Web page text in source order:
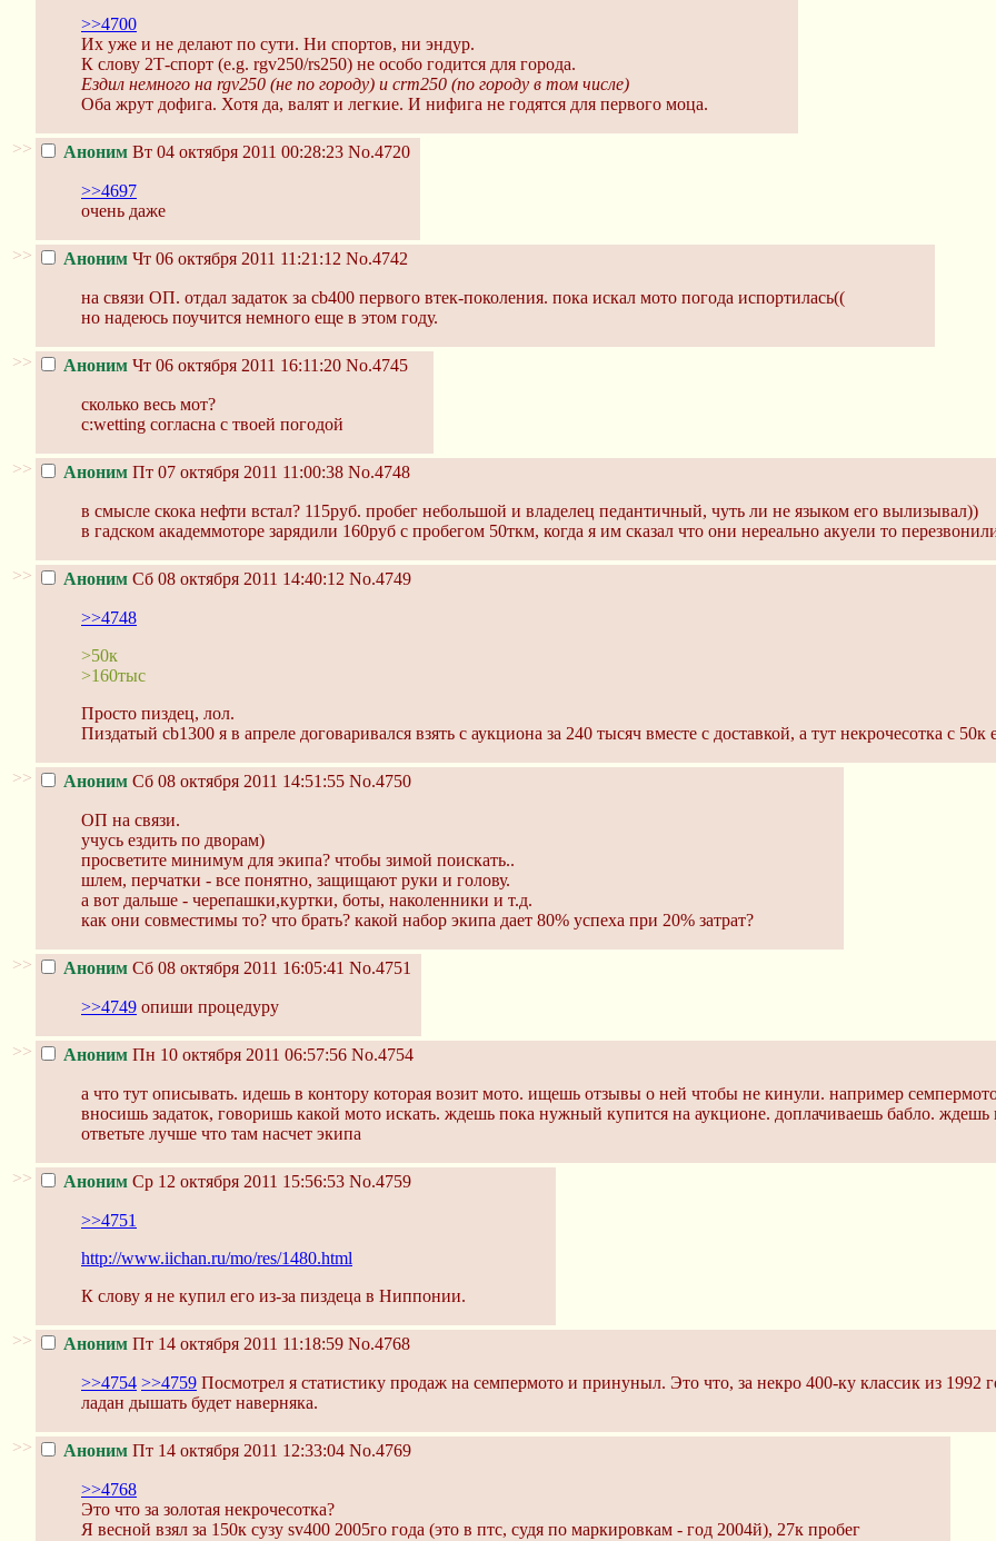
>>4700
Их уже и не делают по сути. Ни спортов, ни эндур.
К слову 2Т-спорт (e.g. rgv250/rs250) не особо годится для города.
Ездил немного на rgv250 (не по городу) и crm250 (по городу в том числе)
Оба жрут дофига. Хотя да, валят и легкие. И нифига не годятся для первого моца.
>> Аноним Вт 04 октября 2011 00:28:23 No.4720
>>4697
очень даже
>> Аноним Чт 06 октября 2011 11:21:12 No.4742
на связи ОП. отдал задаток за cb400 первого втек-поколения. пока искал мото погода испортилась((
но надеюсь поучится немного еще в этом году.
>> Аноним Чт 06 октября 2011 16:11:20 No.4745
сколько весь мот?
c:wetting согласна с твоей погодой
>> Аноним Пт 07 октября 2011 11:00:38 No.4748
в смысле скока нефти встал? 115руб. пробег небольшой и владелец педантичный, чуть ли не языком его вылизывал))
в гадском академмоторе зарядили 160руб с пробегом 50ткм, когда я им сказал что они нереально акуели то
>> Аноним Сб 08 октября 2011 14:40:12 No.4749
>>4748
>50к
>160тыс
Просто пиздец, лол.
Пиздатый cb1300 я в апреле договаривался взять с аукциона за 240 тысяч вместе с доставкой, а тут некрочесотка с
>> Аноним Сб 08 октября 2011 14:51:55 No.4750
ОП на связи.
учусь ездить по дворам)
просветите минимум для экипа? чтобы зимой поискать..
шлем, перчатки - все понятно, защищают руки и голову.
а вот дальше - черепашки,куртки, боты, наколенники и т.д.
как они совместимы то? что брать? какой набор экипа дает 80% успеха при 20% затрат?
>> Аноним Сб 08 октября 2011 16:05:41 No.4751
>>4749 опиши процедуру
>> Аноним Пн 10 октября 2011 06:57:56 No.4754
а что тут описывать. идешь в контору которая возит мото. ищешь отзывы о ней чтобы не кинули. например
вносишь задаток, говоришь какой мото искать. ждешь пока нужный купится на аукционе. доплачиваешь бабло. ждешь
ответьте лучше что там насчет экипа
>> Аноним Ср 12 октября 2011 15:56:53 No.4759
>>4751
http://www.iichan.ru/mo/res/1480.html
К слову я не купил его из-за пиздеца в Ниппонии.
>> Аноним Пт 14 октября 2011 11:18:59 No.4768
>>4754 >>4759 Посмотрел я статистику продаж на семпермото и принуныл. Это что, за некро 400-ку классик из 1992
ладан дышать будет наверняка.
>> Аноним Пт 14 октября 2011 12:33:04 No.4769
>>4768
Это что за золотая некрочесотка?
Я весной взял за 150к сузу sv400 2005го года (это в птс, судя по маркировкам - год 2004й), 27к пробег